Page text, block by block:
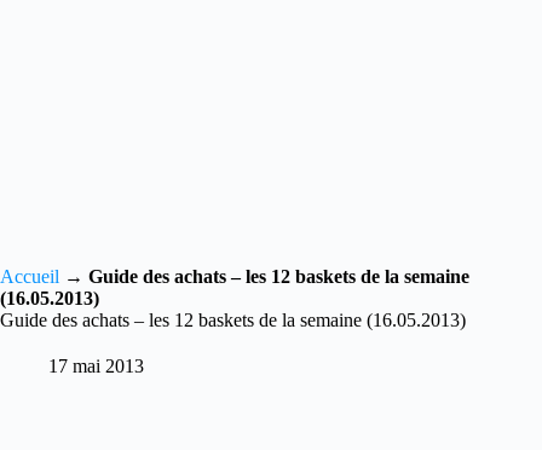
Accueil → Guide des achats – les 12 baskets de la semaine
(16.05.2013)
Guide des achats – les 12 baskets de la semaine (16.05.2013)
17 mai 2013